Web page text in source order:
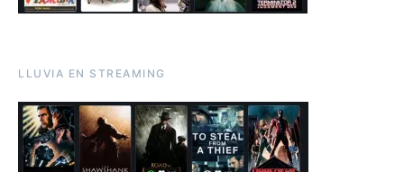
LLUVIA EN STREAMING